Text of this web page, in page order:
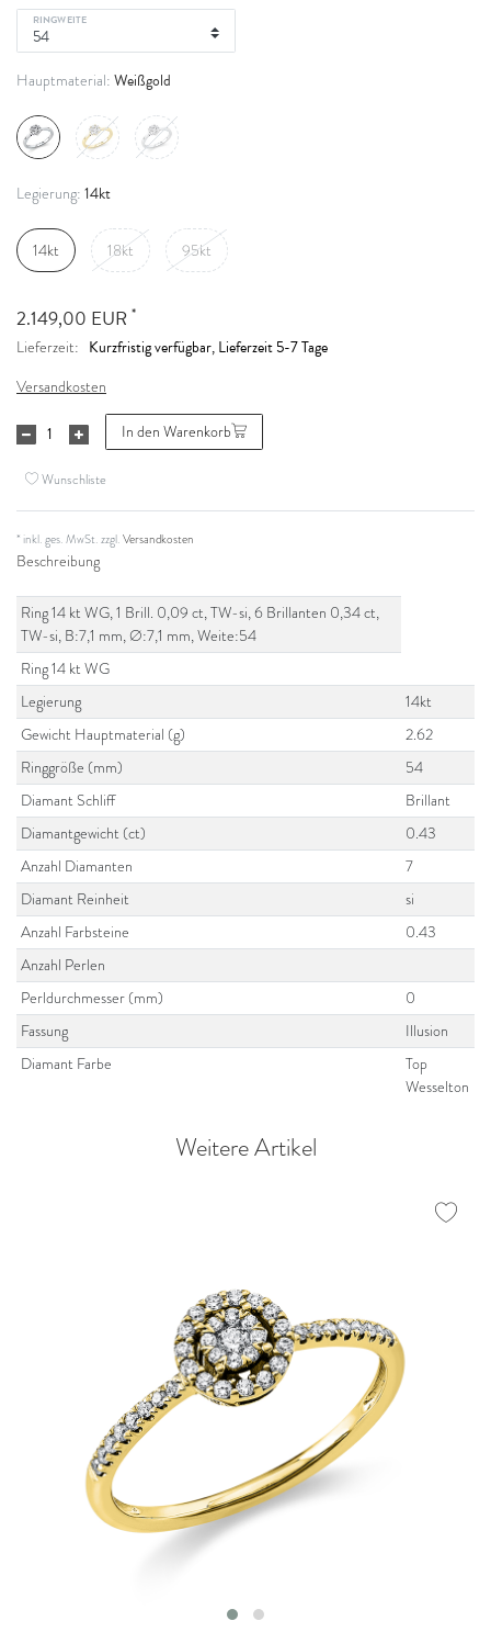
RINGWEITE
Hauptmaterial: Weißgold
Legierung: 14kt
14kt 18kt 95kt
2.149,00 EUR *
Lieferzeit: Kurzfristig verfügbar, Lieferzeit 5-7 Tage
Versandkosten
In den Warenkorb
Wunschliste
* inkl. ges. MwSt. zzgl.Versandkosten
Beschreibung
Ring 14 kt WG, 1 Brill. 0,09 ct, TW-si, 6 Brillanten 0,34 ct,
TW-si, B:7,1 mm, Ø:7,1 mm, Weite:54
Ring 14 kt WG
Legierung
14kt
Gewicht Hauptmaterial (g)
2.62
Ringgröße (mm)
54
Diamant Schliff
Brillant
Diamantgewicht (ct)
0.43
Anzahl Diamanten
7
Diamant Reinheit
si
Anzahl Farbsteine
0.43
Anzahl Perlen
Perldurchmesser (mm)
0
Fassung
Illusion
Diamant Farbe
Top
Wesselton
Weitere Artikel